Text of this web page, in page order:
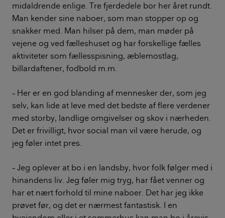
midaldrende enlige. Tre fjerdedele bor her året rundt.
Man kender sine naboer, som man stopper op og
snakker med. Man hilser på dem, man møder på
vejene og ved fælleshuset og har forskellige fælles
aktiviteter som fællesspisning, æblemostlag,
billardaftener, fodbold m.m.
– Her er en god blanding af mennesker der, som jeg
selv, kan lide at leve med det bedste af flere verdener
med storby, landlige omgivelser og skov i nærheden.
Det er frivilligt, hvor social man vil være herude, og
jeg føler intet pres.
– Jeg oplever at bo i en landsby, hvor folk følger med i
hinandens liv. Jeg føler mig tryg, har fået venner og
har et nært forhold til mine naboer. Det har jeg ikke
prøvet før, og det er nærmest fantastisk. I en